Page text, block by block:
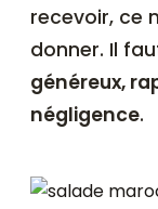
recevoir, ce
donner. Il
généreux,
négligence.